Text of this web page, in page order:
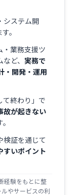
システム開
。
・業務支援ツ
ど、 実務で
・開発・運用
て終わり」で
故が起きない
検証を通じて
すいポイント
経験をもとに整
やサービスの利